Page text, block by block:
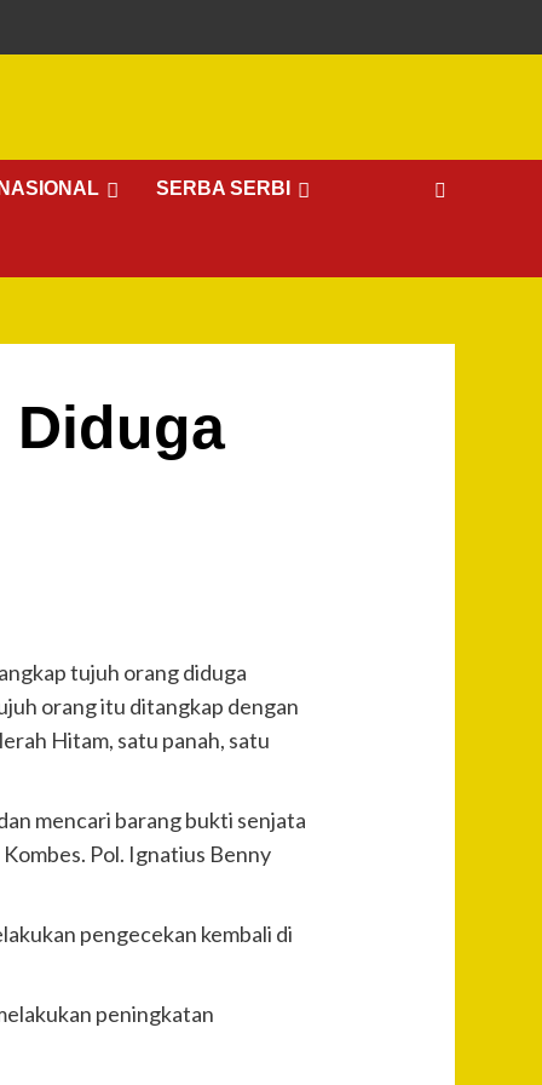
NASIONAL SERBA SERBI
Diduga
tujuh orang diduga
orang itu ditangkap dengan
Hitam, satu panah, satu
mencari barang bukti senjata
Pol. Ignatius Benny
pengecekan kembali di
peningkatan